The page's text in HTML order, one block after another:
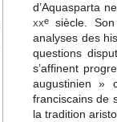
d’Aquasparta
xxesiècle. Son
analyses des
questions
s’affinent
augustinien »
franciscains de
la tradition